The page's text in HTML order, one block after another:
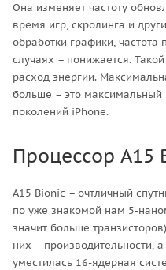
Она изменяет частоту
время игр, скролинга и
обработки графики,
случаях – понижается.
расход энергии.
больше – это максимальный
поколений iPhone.
Процессор A15
A15 Bionic – очтличный
по уже знакомой нам 5-
значит больше
них – производительности,
уместилась 16-ядерная